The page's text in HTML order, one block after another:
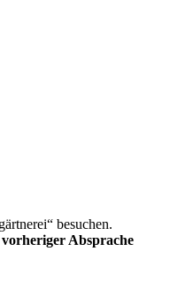
besuchen.
Absprache